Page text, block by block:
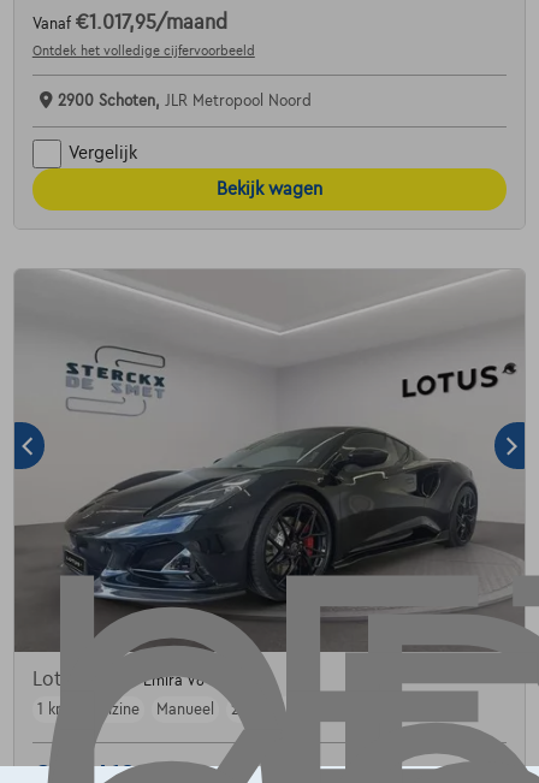
Vanaf €1.017,95/maand
Ontdek het volledige cijfervoorbeeld
2900 Schoten, JLR Metropool Noord
Vergelijk
Bekijk wagen
Lotus EmiraEmira V6 SE
1 km
Benzine Manueel 298 kW ( 405 PK )
€128.410 BTW aftrekbaar